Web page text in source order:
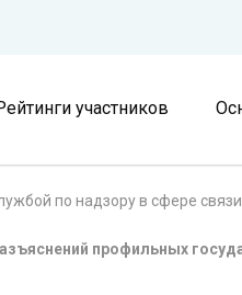
участников
по надзору в сфере
профильных